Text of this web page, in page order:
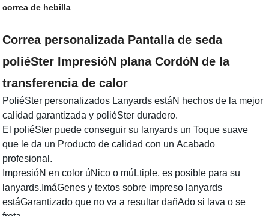
correa de hebilla
Correa personalizada Pantalla de seda
poliéSter ImpresióN plana CordóN de la
transferencia de calor
PoliéSter personalizados Lanyards estáN hechos de la mejor
calidad garantizada y poliéSter duradero.
El poliéSter puede conseguir su lanyards un Toque suave
que le da un Producto de calidad con un Acabado
profesional.
ImpresióN en color úNico o múLtiple, es posible para su
lanyards.ImáGenes y textos sobre impreso lanyards
estáGarantizado que no va a resultar dañAdo si lava o se